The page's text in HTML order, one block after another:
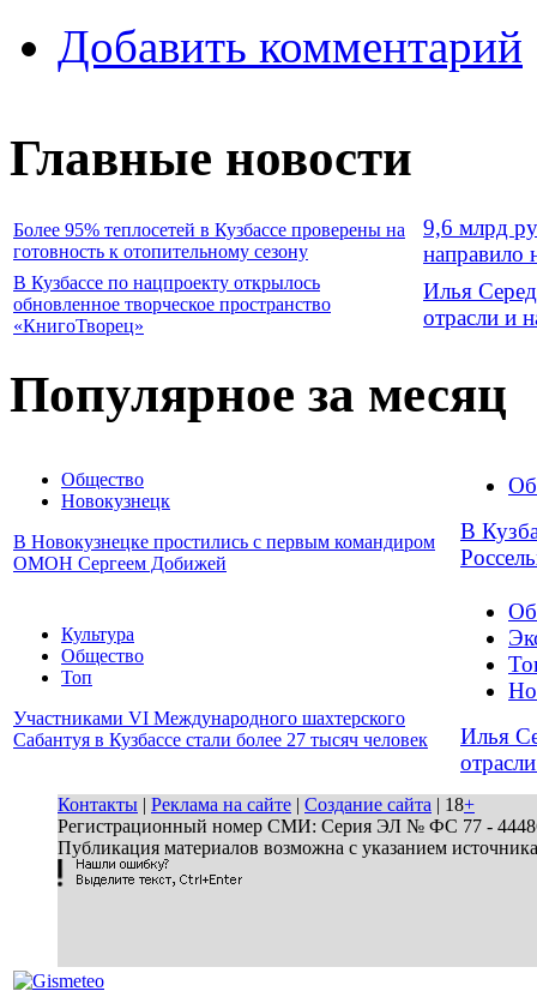
Добавить комментарий
Главные новости
Более 95% теплосетей в Кузбассе проверены на
готовность к отопительному сезону
9,6 млрд
направило
В Кузбассе по нацпроекту открылось
обновленное творческое пространство
«КнигоТворец»
Илья
отрасли и
Популярное за месяц
Общество
Новокузнецк
В Новокузнецке простились с первым командиром
ОМОН Сергеем Добижей
В
Культура
Общество
Топ
Участниками VI Международного шахтерского
Сабантуя в Кузбассе стали более 27 тысяч человек
Илья
Контакты | Реклама на сайте | Создание сайта | 18+
Регистрационный номер СМИ: Серия ЭЛ № ФС 77 - 44486
Публикация материалов возможна с указанием